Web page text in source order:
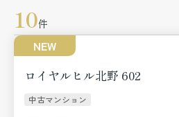
10件
NEW
ロイヤルヒル北野 602
中古マンション